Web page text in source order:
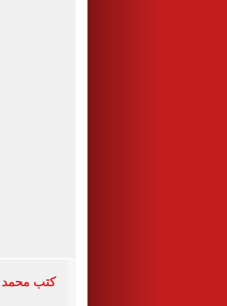
كتب محمد